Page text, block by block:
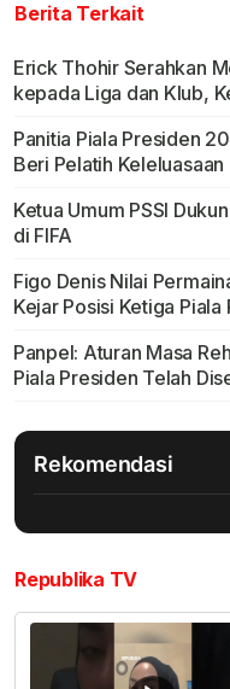
Berita Terkait
Erick Thohir Serahkan
kepada Liga dan Klub,
Panitia Piala Presiden
Beri Pelatih
Ketua Umum PSSI
di FIFA
Figo Denis Nilai
Kejar Posisi Ketiga Piala
Panpel: Aturan Masa
Piala Presiden Telah
Rekomendasi
Republika TV